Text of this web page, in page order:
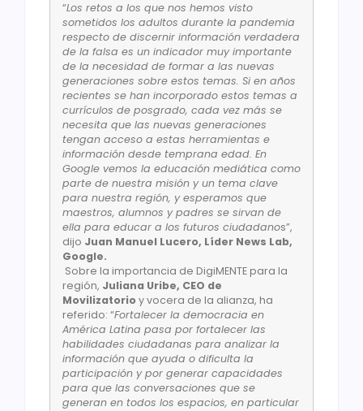
“Los retos a los que nos hemos visto
sometidos los adultos durante la pandemia
respecto de discernir información verdadera
de la falsa es un indicador muy importante
de la necesidad de formar a las nuevas
generaciones sobre estos temas. Si en años
recientes se han incorporado estos temas a
currículos de posgrado, cada vez más se
necesita que las nuevas generaciones
tengan acceso a estas herramientas e
información desde temprana edad. En
Google vemos la educación mediática como
parte de nuestra misión y un tema clave
para nuestra región, y esperamos que
maestros, alumnos y padres se sirvan de
ella para educar a los futuros ciudadanos”,
dijo Juan Manuel Lucero, Líder News Lab,
Google.
Sobre la importancia de DigiMENTE para la
región, Juliana Uribe, CEO de
Movilizatorio y vocera de la alianza, ha
referido: “Fortalecer la democracia en
América Latina pasa por fortalecer las
habilidades ciudadanas para analizar la
información que ayuda o dificulta la
participación y por generar capacidades
para que las conversaciones que se
generan en todos los espacios, en particular